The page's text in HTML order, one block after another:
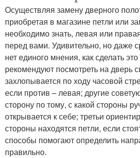
Осуществляя замену дверного
приобретая в магазине петли или
необходимо знать, левая или
перед вами. Удивительно, но даже
нет единого мнения, как сделать
рекомендуют посмотреть на дверь
захлопывается по ходу часовой
если против – левая; другие
сторону по тому, с какой стороны
открывается к себе; третьи
стороны находятся петли, если
способы помогают определить
правильно.